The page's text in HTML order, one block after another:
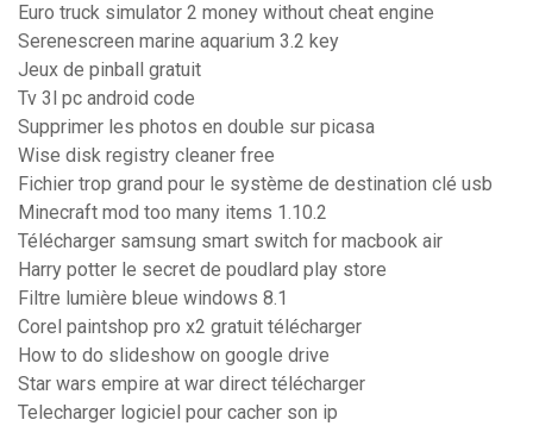
Euro truck simulator 2 money without cheat engine
Serenescreen marine aquarium 3.2 key
Jeux de pinball gratuit
Tv 3l pc android code
Supprimer les photos en double sur picasa
Wise disk registry cleaner free
Fichier trop grand pour le système de destination clé usb
Minecraft mod too many items 1.10.2
Télécharger samsung smart switch for macbook air
Harry potter le secret de poudlard play store
Filtre lumière bleue windows 8.1
Corel paintshop pro x2 gratuit télécharger
How to do slideshow on google drive
Star wars empire at war direct télécharger
Telecharger logiciel pour cacher son ip